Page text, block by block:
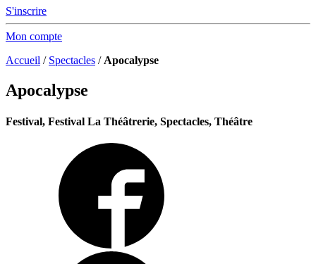
S'inscrire
Mon compte
Accueil / Spectacles /Apocalypse
Apocalypse
Festival, Festival La Théâtrerie, Spectacles, Théâtre